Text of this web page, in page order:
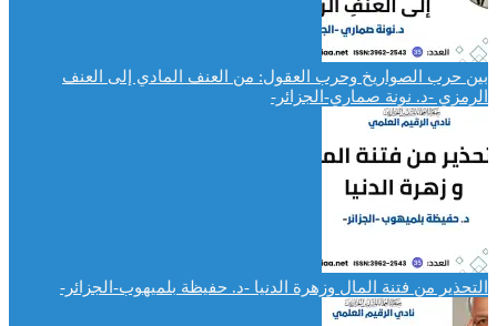
بين حرب الصواريخ وحرب العقول: من العنف المادي إلى العنف
الرمزي -د. نونة صماري-الجزائر-
التحذير من فتنة المال وزهرة الدنيا -د. حفيظة بلميهوب-الجزائر-